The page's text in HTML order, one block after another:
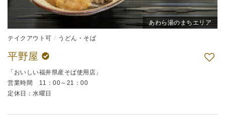
あわら湯のまちエリア
テイクアウト可 うどん・そば
平野屋
「おいしい福井県産そば使用店」
営業時間 11：00～21：00
定休日：水曜日